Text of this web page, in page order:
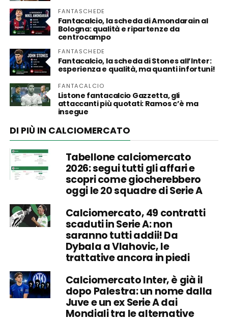
FANTASCHEDE
Fantacalcio, la scheda di Amondarain al
Bologna: qualità e ripartenze da
centrocampo
FANTASCHEDE
Fantacalcio, la scheda di Stones all’Inter:
esperienza e qualità, ma quanti infortuni!
FANTACALCIO
Listone fantacalcio Gazzetta, gli
attaccanti più quotati: Ramos c’è ma
insegue
DI PIÙ IN CALCIOMERCATO
Tabellone calciomercato
2026: segui tutti gli affari e
scopri come giocherebbero
oggi le 20 squadre di Serie A
Calciomercato, 49 contratti
scaduti in Serie A: non
saranno tutti addii! Da
Dybala a Vlahovic, le
trattative ancora in piedi
Calciomercato Inter, è già il
dopo Palestra: un nome dalla
Juve e un ex Serie A dai
Mondiali tra le alternative